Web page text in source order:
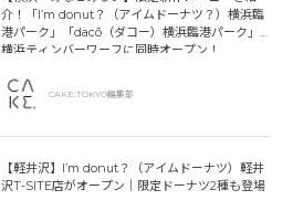
介！「I’m donut？（アイムドーナツ？）横浜臨
港パーク」「dacō（ダコー）横浜臨港パーク」
横浜ティンバーワーフに同時オープン！
CAKE.TOKYO編集部
【軽井沢】I’m donut？（アイムドーナツ）軽井
沢T-SITE店がオープン｜限定ドーナツ2種も登場